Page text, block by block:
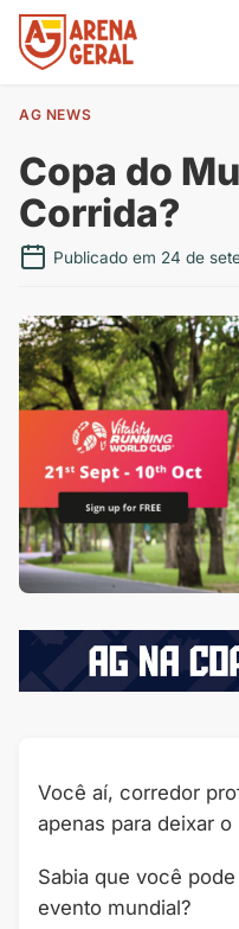
AG NEWS
Copa do
Corrida?
Publicado em 24 de
Você aí, corredor
apenas para deixar
Sabia que você
evento mundial?